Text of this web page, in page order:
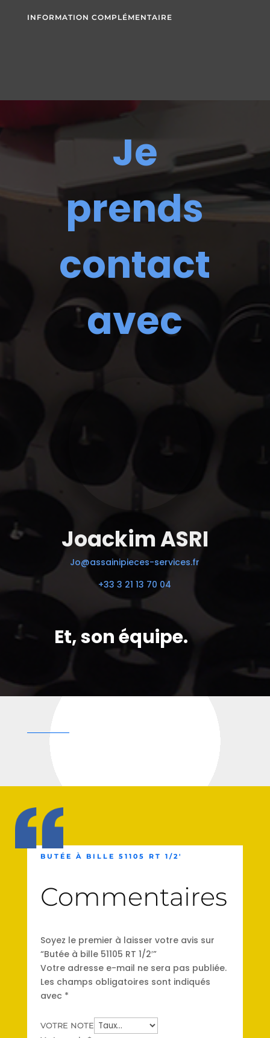
INFORMATION COMPLÉMENTAIRE
Je
prends
contact
avec
Joackim ASRI
Jo@assainipieces-services.fr
+33 3 21 13 70 04
Et, son équipe.
BUTÉE À BILLE 51105 RT 1/2′
Commentaires
Soyez le premier à laisser votre avis sur
“Butée à bille 51105 RT 1/2′”
Votre adresse e-mail ne sera pas publiée.
Les champs obligatoires sont indiqués
avec *
VOTRE NOTE